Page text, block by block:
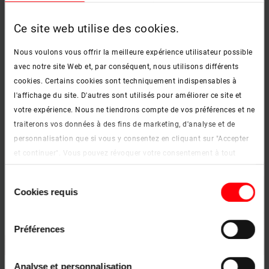
Ce site web utilise des cookies.
Nous voulons vous offrir la meilleure expérience utilisateur possible
avec notre site Web et, par conséquent, nous utilisons différents
cookies. Certains cookies sont techniquement indispensables à
l'affichage du site. D'autres sont utilisés pour améliorer ce site et
votre expérience. Nous ne tiendrons compte de vos préférences et ne
traiterons vos données à des fins de marketing, d'analyse et de
personnalisation que si vous y consentez en cliquant sur "Accepter
et continuer". Vous pouvez révoquer votre consentement à tout
cookies et les options de personnalisation sous le bouton "Afficher
les détails".
duCookies requis
Préférences
Analyse et personnalisation
Cuisine
En savoir pluskeyboard_arrow_right